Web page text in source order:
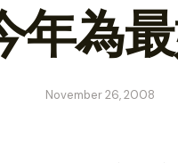
年為
November 26, 2008